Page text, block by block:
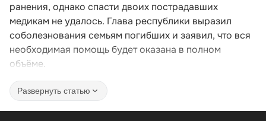
ранения, однако спасти двоих пострадавших
медикам не удалось. Глава республики выразил
соболезнования семьям погибших и заявил, что вся
необходимая помощь будет оказана в полном
объёме.
Развернуть статью